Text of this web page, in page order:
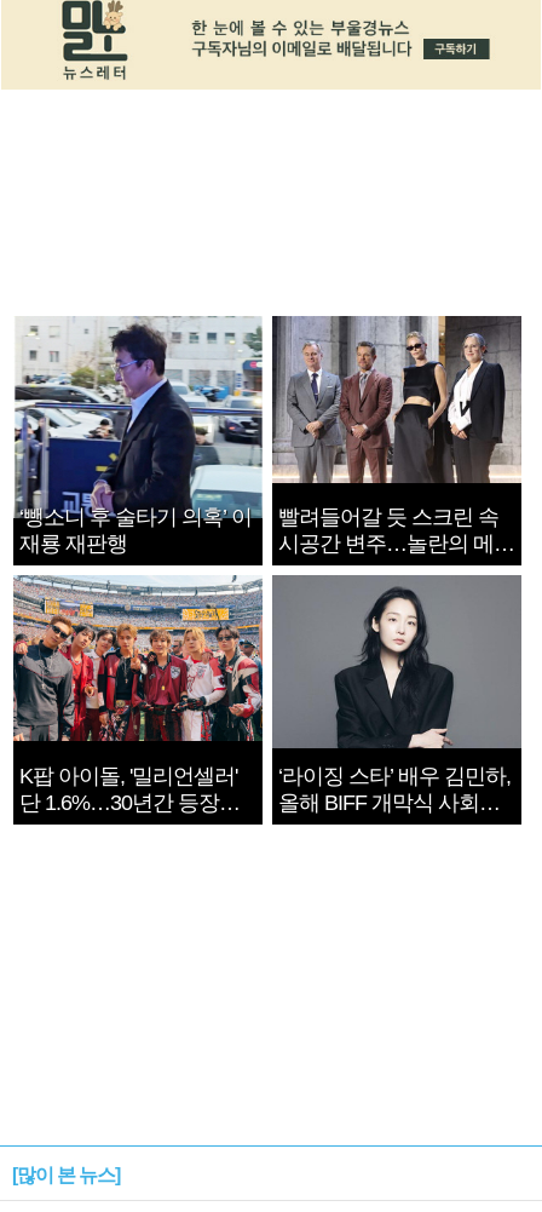
‘뺑소니 후 술타기 의혹’ 이
재룡 재판행
빨려들어갈 듯 스크린 속
시공간 변주…놀란의 메시
지는 ‘전쟁 속죄’
K팝 아이돌, '밀리언셀러'
단 1.6%…30년간 등장
1182개팀 전수조사
‘라이징 스타’ 배우 김민하,
올해 BIFF 개막식 사회자
확정
[많이 본 뉴스]